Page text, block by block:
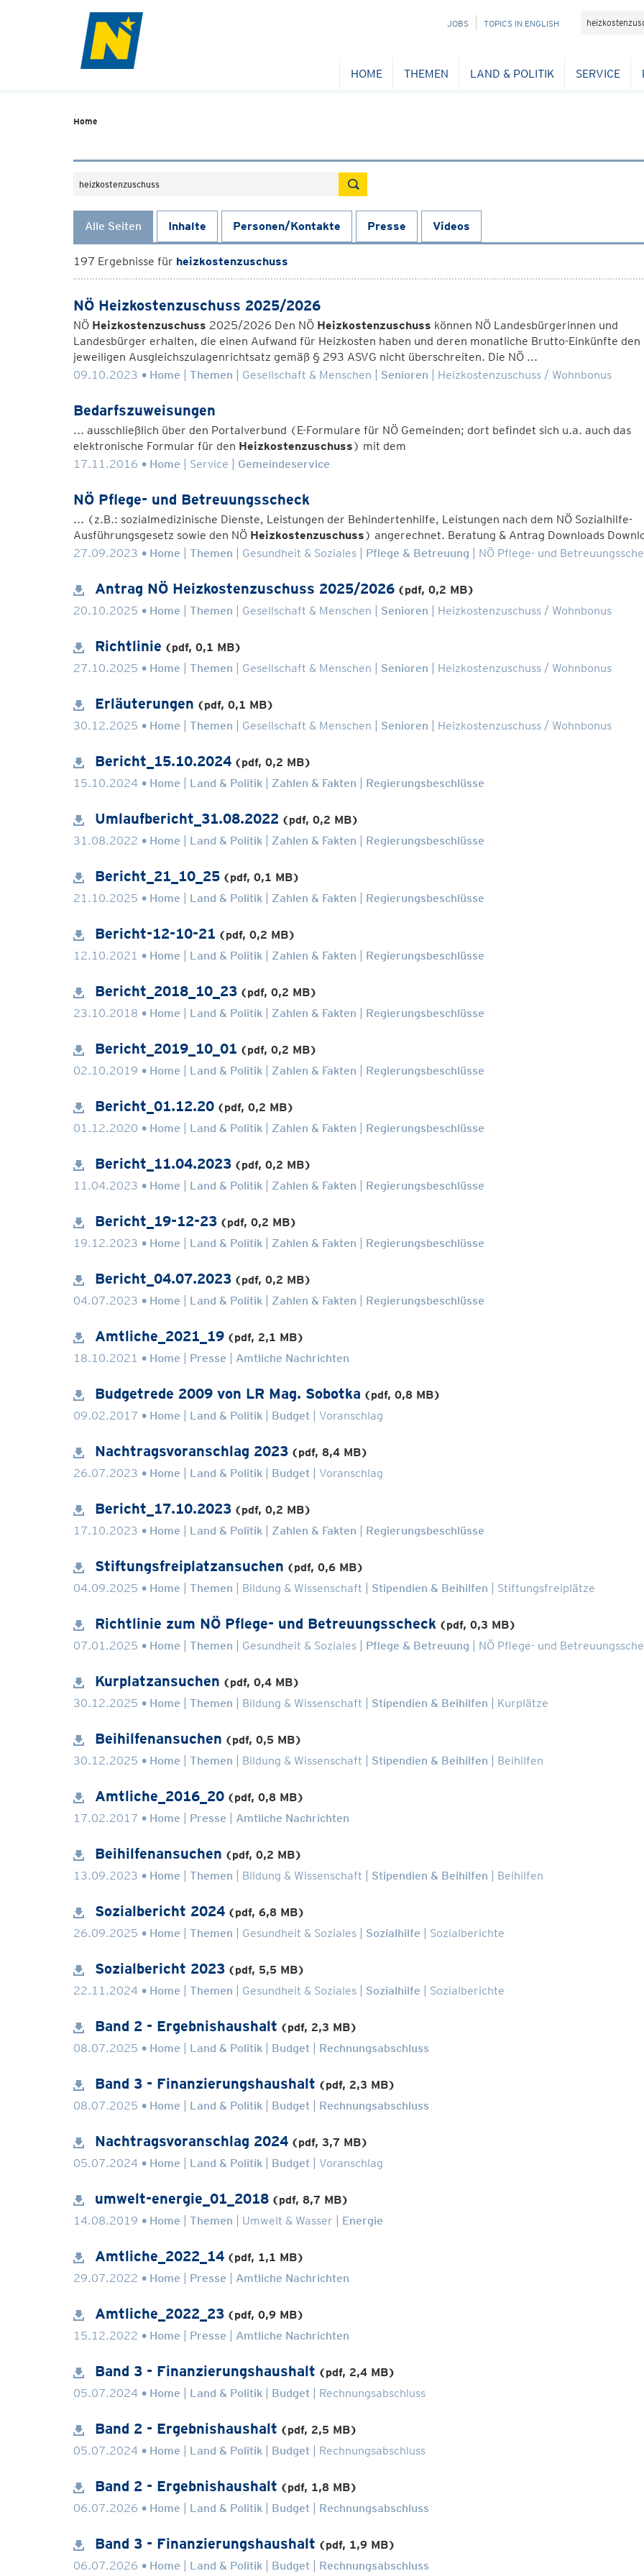
NAVIGATION
JOBS TOPICS IN ENGLISH Suchefeld
HOME THEMEN LAND & POLITIK SERVICE
Home
Suchefeld
Alle Seiten Inhalte Personen/Kontakte Presse Videos
197 Ergebnisse für heizkostenzuschuss
NÖ Heizkostenzuschuss 2025/2026
NÖ Heizkostenzuschuss 2025/2026 Den NÖ Heizkostenzuschuss können NÖ Landesbürgerinnen und
Landesbürger erhalten, die einen Aufwand für Heizkosten haben und deren monatliche Brutto-Einkünfte den
jeweiligen Ausgleichszulagenrichtsatz gemäß § 293 ASVG nicht überschreiten. Die NÖ ...
09.10.2023 . Home Themen Gesellschaft & Menschen Senioren Heizkostenzuschuss / Wohnbonus
Bedarfszuweisungen
... ausschließlich über den Portalverbund (E-Formulare für NÖ Gemeinden; dort befindet sich u.a. auch das
elektronische Formular für den Heizkostenzuschuss) mit dem
17.11.2016 . Home Service Gemeindeservice
NÖ Pflege- und Betreuungsscheck
... (z.B.: sozialmedizinische Dienste, Leistungen der Behindertenhilfe, Leistungen nach dem NÖ Sozialhilfe-
Ausführungsgesetz sowie den NÖ Heizkostenzuschuss) angerechnet. Beratung & Antrag Downloads
27.09.2023 . Home Themen Gesundheit & Soziales Pflege & Betreuung NÖ Pflege- und
Antrag NÖ Heizkostenzuschuss 2025/2026 (pdf, 0,2 MB)
20.10.2025 . Home Themen Gesellschaft & Menschen Senioren Heizkostenzuschuss / Wohnbonus
Richtlinie (pdf, 0,1 MB)
27.10.2025 . Home Themen Gesellschaft & Menschen Senioren Heizkostenzuschuss / Wohnbonus
Erläuterungen (pdf, 0,1 MB)
30.12.2025 . Home Themen Gesellschaft & Menschen Senioren Heizkostenzuschuss / Wohnbonus
Bericht_15.10.2024 (pdf, 0,2 MB)
15.10.2024 . Home Land & Politik Zahlen & Fakten Regierungsbeschlüsse
Umlaufbericht_31.08.2022 (pdf, 0,2 MB)
31.08.2022 . Home Land & Politik Zahlen & Fakten Regierungsbeschlüsse
Bericht_21_10_25 (pdf, 0,1 MB)
21.10.2025 . Home Land & Politik Zahlen & Fakten Regierungsbeschlüsse
Bericht-12-10-21 (pdf, 0,2 MB)
12.10.2021 . Home Land & Politik Zahlen & Fakten Regierungsbeschlüsse
Bericht_2018_10_23 (pdf, 0,2 MB)
23.10.2018 . Home Land & Politik Zahlen & Fakten Regierungsbeschlüsse
Bericht_2019_10_01 (pdf, 0,2 MB)
02.10.2019 . Home Land & Politik Zahlen & Fakten Regierungsbeschlüsse
Bericht_01.12.20 (pdf, 0,2 MB)
01.12.2020 . Home Land & Politik Zahlen & Fakten Regierungsbeschlüsse
Bericht_11.04.2023 (pdf, 0,2 MB)
11.04.2023 . Home Land & Politik Zahlen & Fakten Regierungsbeschlüsse
Bericht_19-12-23 (pdf, 0,2 MB)
19.12.2023 . Home Land & Politik Zahlen & Fakten Regierungsbeschlüsse
Bericht_04.07.2023 (pdf, 0,2 MB)
04.07.2023 . Home Land & Politik Zahlen & Fakten Regierungsbeschlüsse
Amtliche_2021_19 (pdf, 2,1 MB)
18.10.2021 . Home Presse Amtliche Nachrichten
Budgetrede 2009 von LR Mag. Sobotka (pdf, 0,8 MB)
09.02.2017 . Home Land & Politik Budget Voranschlag
Nachtragsvoranschlag 2023 (pdf, 8,4 MB)
26.07.2023 . Home Land & Politik Budget Voranschlag
Bericht_17.10.2023 (pdf, 0,2 MB)
17.10.2023 . Home Land & Politik Zahlen & Fakten Regierungsbeschlüsse
Stiftungsfreiplatzansuchen (pdf, 0,6 MB)
04.09.2025 . Home Themen Bildung & Wissenschaft Stipendien & Beihilfen Stiftungsfreiplätze
Richtlinie zum NÖ Pflege- und Betreuungsscheck (pdf, 0,3 MB)
07.01.2025 . Home Themen Gesundheit & Soziales Pflege & Betreuung NÖ Pflege- und
Kurplatzansuchen (pdf, 0,4 MB)
30.12.2025 . Home Themen Bildung & Wissenschaft Stipendien & Beihilfen Kurplätze
Beihilfenansuchen (pdf, 0,5 MB)
30.12.2025 . Home Themen Bildung & Wissenschaft Stipendien & Beihilfen Beihilfen
Amtliche_2016_20 (pdf, 0,8 MB)
17.02.2017 . Home Presse Amtliche Nachrichten
Beihilfenansuchen (pdf, 0,2 MB)
13.09.2023 . Home Themen Bildung & Wissenschaft Stipendien & Beihilfen Beihilfen
Sozialbericht 2024 (pdf, 6,8 MB)
26.09.2025 . Home Themen Gesundheit & Soziales Sozialhilfe Sozialberichte
Sozialbericht 2023 (pdf, 5,5 MB)
22.11.2024 . Home Themen Gesundheit & Soziales Sozialhilfe Sozialberichte
Band 2 - Ergebnishaushalt (pdf, 2,3 MB)
08.07.2025 . Home Land & Politik Budget Rechnungsabschluss
Band 3 - Finanzierungshaushalt (pdf, 2,3 MB)
08.07.2025 . Home Land & Politik Budget Rechnungsabschluss
Nachtragsvoranschlag 2024 (pdf, 3,7 MB)
05.07.2024 . Home Land & Politik Budget Voranschlag
umwelt-energie_01_2018 (pdf, 8,7 MB)
14.08.2019 . Home Themen Umwelt & Wasser Energie
Amtliche_2022_14 (pdf, 1,1 MB)
29.07.2022 . Home Presse Amtliche Nachrichten
Amtliche_2022_23 (pdf, 0,9 MB)
15.12.2022 . Home Presse Amtliche Nachrichten
Band 3 - Finanzierungshaushalt (pdf, 2,4 MB)
05.07.2024 . Home Land & Politik Budget Rechnungsabschluss
Band 2 - Ergebnishaushalt (pdf, 2,5 MB)
05.07.2024 . Home Land & Politik Budget Rechnungsabschluss
Band 2 - Ergebnishaushalt (pdf, 1,8 MB)
06.07.2026 . Home Land & Politik Budget Rechnungsabschluss
Band 3 - Finanzierungshaushalt (pdf, 1,9 MB)
06.07.2026 . Home Land & Politik Budget Rechnungsabschluss